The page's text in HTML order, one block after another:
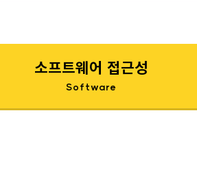
소프트웨어 접근성
Software